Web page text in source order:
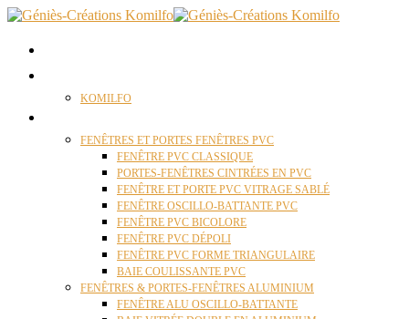
KOMILFO
FENÊTRES ET PORTES FENÊTRES PVC
FENÊTRE PVC CLASSIQUE
PORTES-FENÊTRES CINTRÉES EN PVC
FENÊTRE ET PORTE PVC VITRAGE SABLÉ
FENÊTRE OSCILLO-BATTANTE PVC
FENÊTRE PVC BICOLORE
FENÊTRE PVC DÉPOLI
FENÊTRE PVC FORME TRIANGULAIRE
BAIE COULISSANTE PVC
FENÊTRES & PORTES-FENÊTRES ALUMINIUM
FENÊTRE ALU OSCILLO-BATTANTE